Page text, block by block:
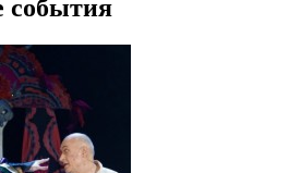
события